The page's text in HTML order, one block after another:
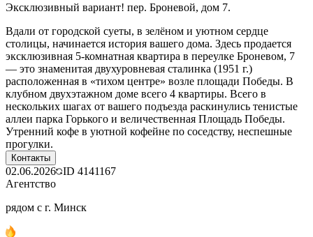
Эксклюзивный вариант! пер. Броневой, дом 7.
Вдали от городской суеты, в зелёном и уютном сердце
столицы, начинается история вашего дома. Здесь продается
эксклюзивная 5-комнатная квартира в переулке Броневом, 7
— это знаменитая двухуровневая сталинка (1951 г.)
расположенная в «тихом центре» возле площади Победы. В
клубном двухэтажном доме всего 4 квартиры. Всего в
нескольких шагах от вашего подъезда раскинулись тенистые
аллеи парка Горького и величественная Площадь Победы.
Утренний кофе в уютной кофейне по соседству, неспешные
прогулки.
Контакты
02.06.2026 ID 4141167
Агентство
рядом с г. Минск